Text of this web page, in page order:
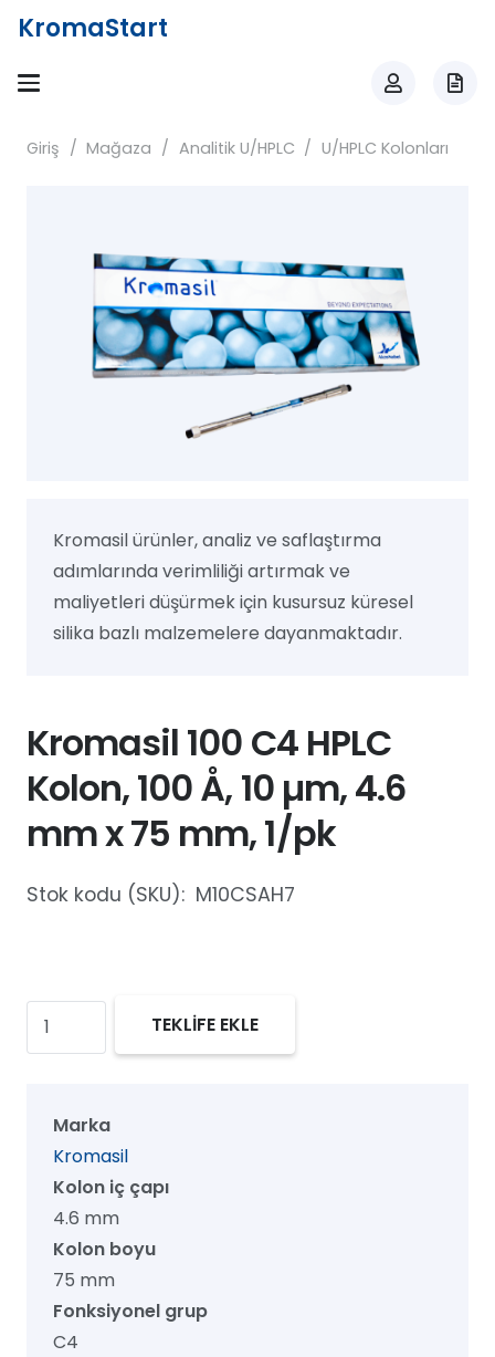
KromaStart
Giriş / Mağaza / Analitik U/HPLC / U/HPLC Kolonları
Kromasil ürünler, analiz ve saflaştırma
adımlarında verimliliği artırmak ve
maliyetleri düşürmek için kusursuz küresel
silika bazlı malzemelere dayanmaktadır.
Kromasil 100 C4 HPLC
Kolon, 100 Å, 10 µm, 4.6
mm x 75 mm, 1/pk
Stok kodu (SKU): M10CSAH7
Kromasil
100
Kolon,
µm,
mm
TEKLİFE EKLE
Marka
Kromasil
Kolon iç çapı
4.6 mm
Kolon boyu
75 mm
Fonksiyonel grup
C4